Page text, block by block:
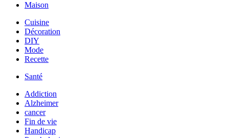
Maison
Cuisine
Décoration
DIY
Mode
Recette
Santé
Addiction
Alzheimer
cancer
Fin de vie
Handicap